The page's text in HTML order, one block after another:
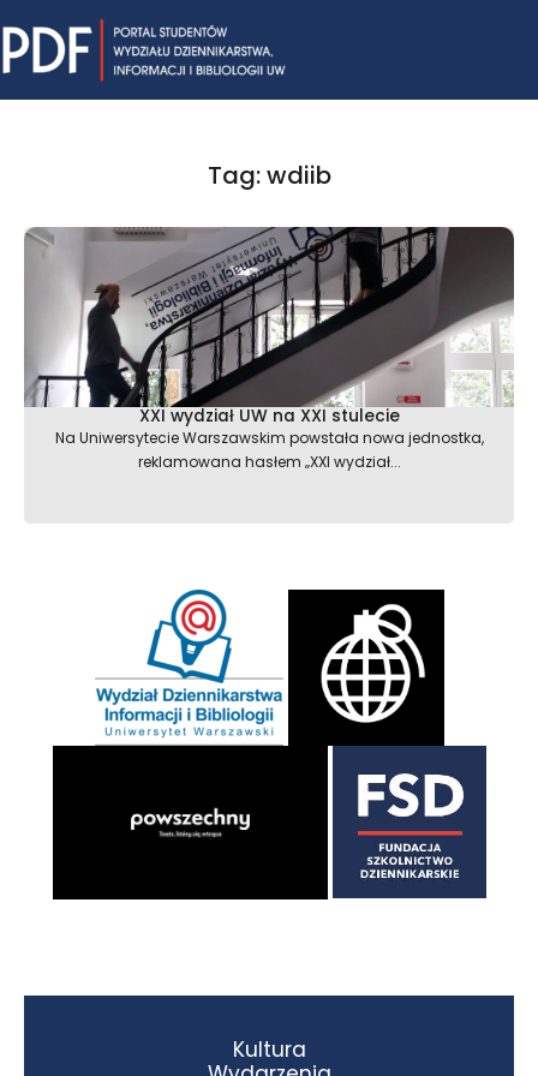
to
content
Tag: wdiib
XXI wydział UW na XXI stulecie
Na Uniwersytecie Warszawskim powstała nowa jednostka,
reklamowana hasłem „XXI wydział...
Kultura